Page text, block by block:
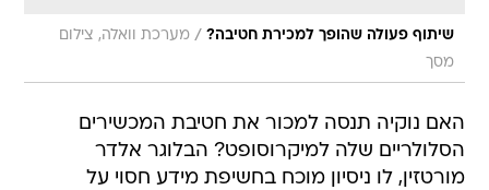
שיתוף פעולה שהופך למכירת חטיבה? / מערכת וואלה, צילום
מסך
האם נוקיה תנסה למכור את חטיבת המכשירים
הסלולריים שלה למיקרוסופט? הבלוגר אלדר
מורטזין, לו ניסיון מוכח בחשיפת מידע חסוי על